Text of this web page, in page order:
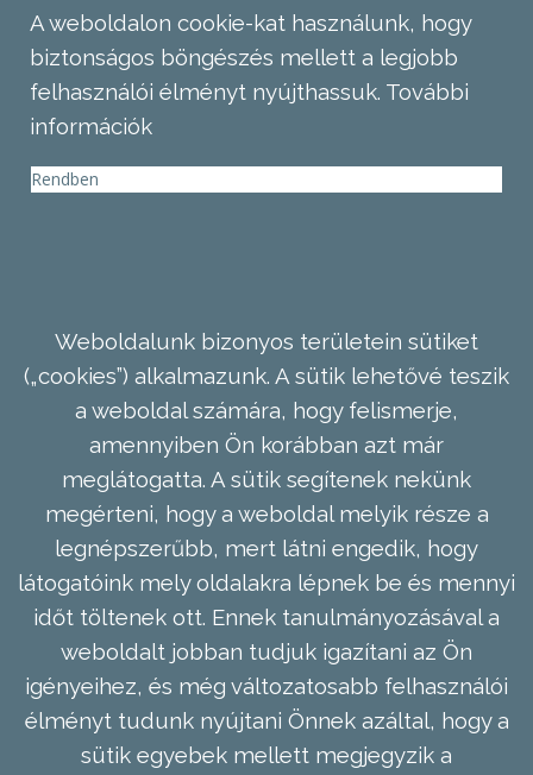
A weboldalon cookie-kat használunk, hogy
biztonságos böngészés mellett a legjobb
felhasználói élményt nyújthassuk. További
információk
Rendben
Weboldalunk bizonyos területein sütiket
(„cookies”) alkalmazunk. A sütik lehetővé teszik
a weboldal számára, hogy felismerje,
amennyiben Ön korábban azt már
meglátogatta. A sütik segítenek nekünk
megérteni, hogy a weboldal melyik része a
legnépszerűbb, mert látni engedik, hogy
látogatóink mely oldalakra lépnek be és mennyi
időt töltenek ott. Ennek tanulmányozásával a
weboldalt jobban tudjuk igazítani az Ön
igényeihez, és még változatosabb felhasználói
élményt tudunk nyújtani Önnek azáltal, hogy a
sütik egyebek mellett megjegyzik a